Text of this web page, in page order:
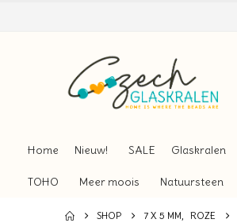
Home Nieuw! SALE Glaskralen
TOHO Meer moois Natuursteen
SHOP 7 X 5 MM, ROZE